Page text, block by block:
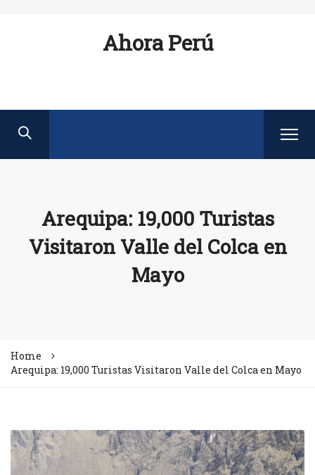
Ahora Perú
Arequipa: 19,000 Turistas
Visitaron Valle del Colca en
Mayo
Home
Arequipa: 19,000 Turistas Visitaron Valle del Colca en Mayo